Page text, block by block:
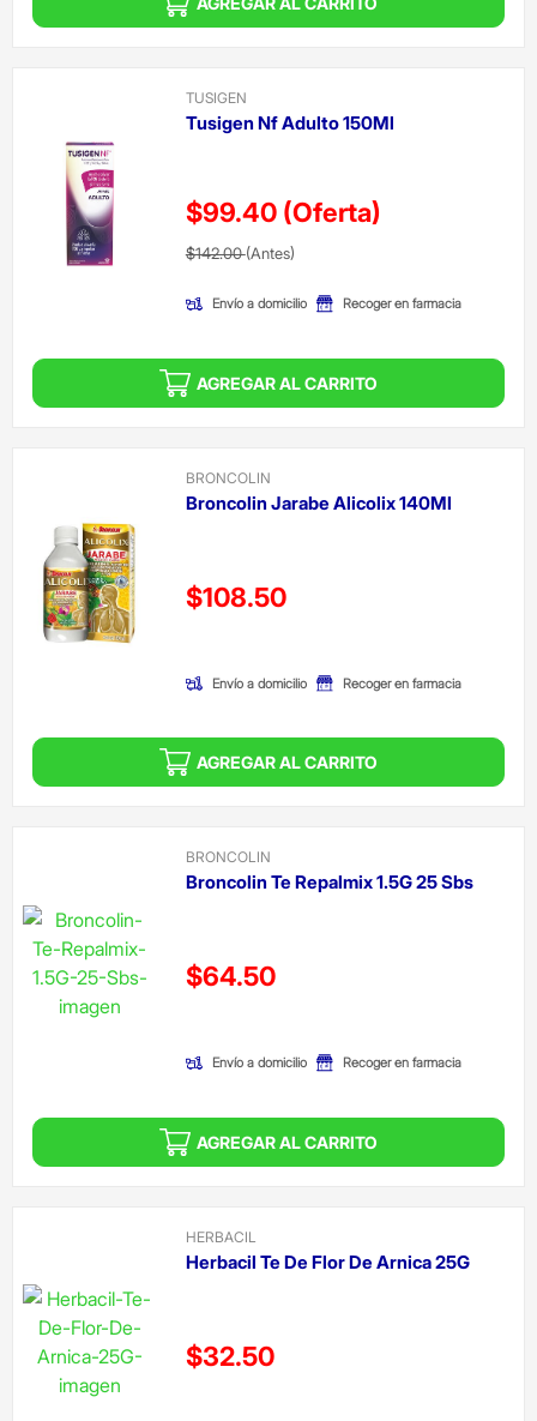
TUSIGEN
Tusigen Nf Adulto 150Ml
$99.40 (Oferta)
Precio reducido de
$142.00(Antes)(Oferta)
Envío a domicilio Recoger en farmacia
AGREGAR AL CARRITO
BRONCOLIN
Broncolin Jarabe Alicolix 140Ml
Precio reducido de
$108.50
Envío a domicilio Recoger en farmacia
AGREGAR AL CARRITO
BRONCOLIN
Broncolin Te Repalmix 1.5G 25 Sbs
Precio reducido de
$64.50
Envío a domicilio Recoger en farmacia
AGREGAR AL CARRITO
HERBACIL
Herbacil Te De Flor De Arnica 25G
Precio reducido de
$32.50